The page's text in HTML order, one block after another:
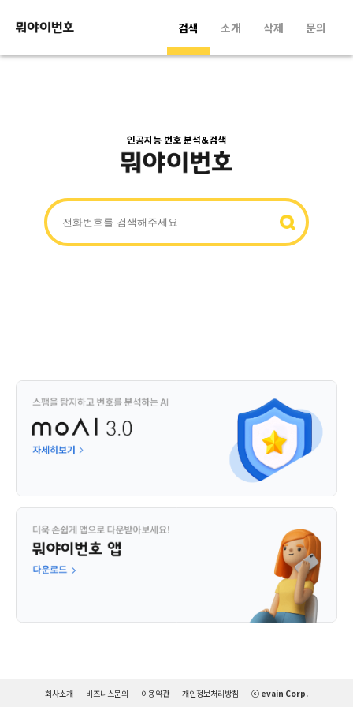
검색 소개 삭제 문의
인공지능 번호 분석&검색
회사소개 비즈니스문의 이용약관 개인정보처리방침 ⓒ evain Corp.